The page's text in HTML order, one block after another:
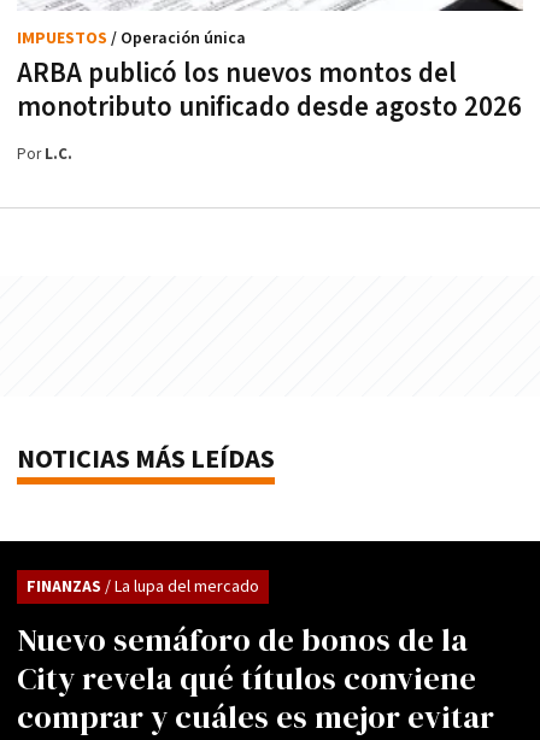
ARBA publicó los nuevos montos del
monotributo unificado desde agosto 2026
IMPUESTOS / Operación única
PorL.C.
NOTICIAS MÁS LEÍDAS
Nuevo semáforo de bonos de la
City revela qué títulos conviene
comprar y cuáles es mejor evitar
FINANZAS / La lupa del mercado